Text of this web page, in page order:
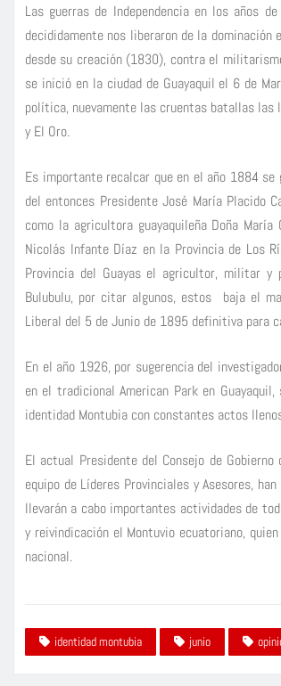
Las guerras de Independencia en los años
decididamente nos liberaron de la
desde su creación (1830), contra el
se inició en la ciudad de Guayaquil el 6 de
política, nuevamente las cruentas batallas las
y El Oro.
Es importante recalcar que en el año 1884
del entonces Presidente José María Placido
como la agricultora guayaquileña Doña
Nicolás Infante Díaz en la Provincia de Los
Provincia del Guayas el agricultor, militar y
Bulubulu, por citar algunos, estos baja el
Liberal del 5 de Junio de 1895 definitiva para
En el año 1926, por sugerencia del
en el tradicional American Park en
identidad Montubia con constantes actos
El actual Presidente del Consejo de
equipo de Líderes Provinciales y Asesores,
llevarán a cabo importantes actividades de
y reivindicación el Montuvio ecuatoriano,
nacional.
identidad montubia junio